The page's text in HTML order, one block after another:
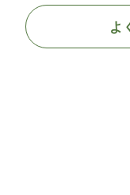
よ